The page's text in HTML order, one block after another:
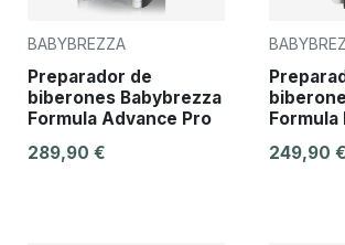
BABYBREZZA
Preparador de
biberones Babybrezza
Formula Advance Pro
289,90 €
Formula
249,90 €